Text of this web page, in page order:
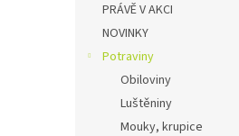
PRÁVĚ V AKCI
NOVINKY
Potraviny
Obiloviny
Luštěniny
Mouky, krupice